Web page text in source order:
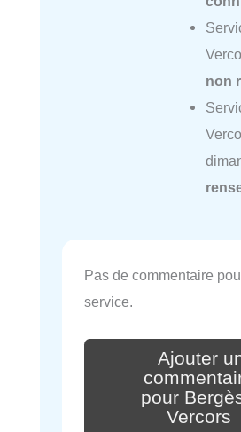
non
Pas de commentaire
service.
Ajouter
pour
Vercors